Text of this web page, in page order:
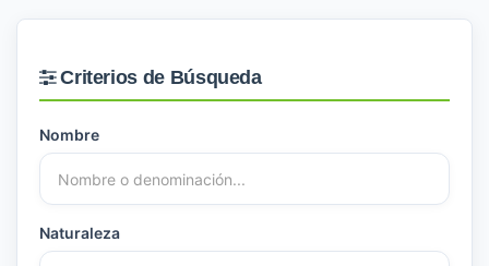
Criterios de Búsqueda
Nombre
Naturaleza